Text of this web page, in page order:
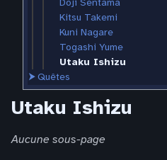
Kitsu Takemi
Kuni Nagare
Togashi Yume
Utaku Ishizu
⮞Quêtes
Utaku Ishizu
Aucune sous-page